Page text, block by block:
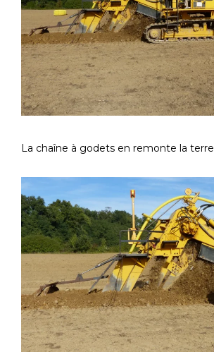
La chaîne à godets en remonte la terre